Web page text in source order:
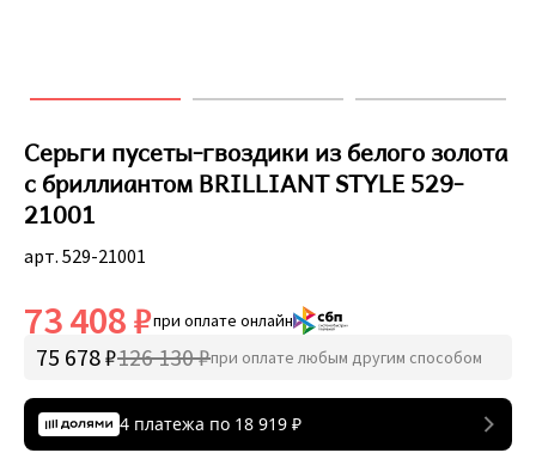
Серьги пусеты-гвоздики из белого золота
с бриллиантом BRILLIANT STYLE 529-
21001
арт. 529-21001
73 408 ₽при оплате онлайн
75 678 ₽126 130 ₽при оплате любым другим способом
4 платежа по 18 919 ₽